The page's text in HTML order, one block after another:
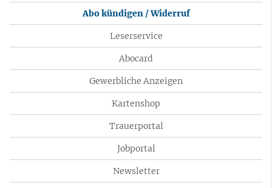
Abo kündigen / Widerruf
Leserservice
Abocard
Gewerbliche Anzeigen
Kartenshop
Trauerportal
Jobportal
Newsletter